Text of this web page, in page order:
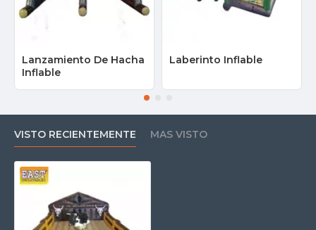
Lanzamiento De Hacha
Inflable
Laberinto Inflable
VISTO RECIENTEMENTE MAS VISTO